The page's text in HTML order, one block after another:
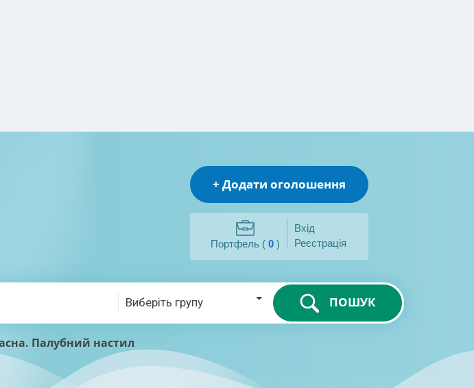
+ Додати оголошення
Портфель ( 0 )
Вхід
Реєстрація
Виберіть групу ПОШУК
Палубний настил